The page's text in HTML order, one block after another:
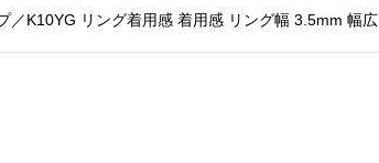
／K10YG リング着用感 着用感 リング幅 3.5mm 幅広